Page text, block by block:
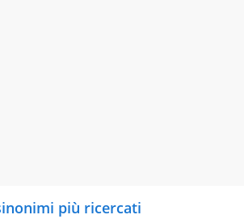
più ricercati